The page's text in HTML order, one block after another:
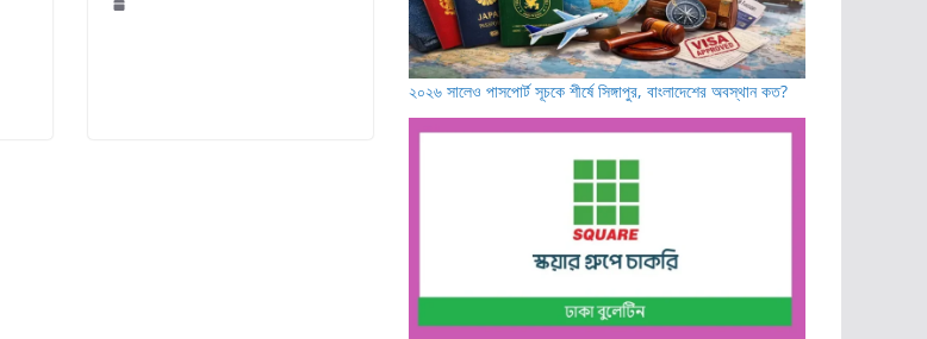
২০২৬ সালেও পাসপোর্ট সূচকে শীর্ষে সিঙ্গাপুর, বাংলাদেশের অবস্থান কত?